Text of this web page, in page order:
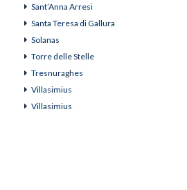
Sant’Anna Arresi
Santa Teresa di Gallura
Solanas
Torre delle Stelle
Tresnuraghes
Villasimius
Villasimius